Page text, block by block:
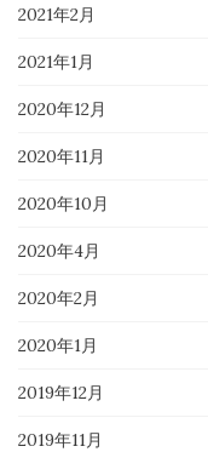
2021年2月
2021年1月
2020年12月
2020年11月
2020年10月
2020年4月
2020年2月
2020年1月
2019年12月
2019年11月